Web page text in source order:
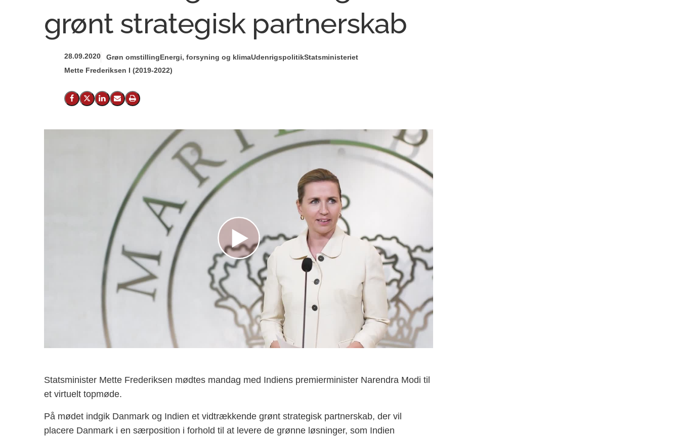
grønt strategisk partnerskab
28.09.2020 Grøn omstillingEnergi, forsyning og klimaUdenrigspolitikStatsministeriet
Mette Frederiksen I (2019-2022)
Del på Facebook
Del på X (Twitter)
Del på LinkedIn
Send email
Print
Statsminister Mette Frederiksen mødtes mandag med Indiens premierminister Narendra Modi til
et virtuelt topmøde.
På mødet indgik Danmark og Indien et vidtrækkende grønt strategisk partnerskab, der vil
placere Danmark i en særposition i forhold til at levere de grønne løsninger, som Indien